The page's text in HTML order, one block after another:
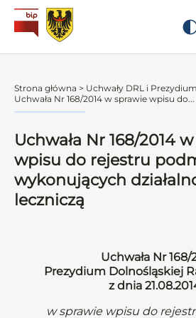
Strona główna > Uchwały DRL i
Uchwała Nr 168/2014 w sprawie wpisu do...
Uchwała Nr 168/2014
wpisu do rejestru
wykonujących
leczniczą
Uchwała Nr 168/
Prezydium Dolnośląskiej
z dnia
w sprawie wpisu do